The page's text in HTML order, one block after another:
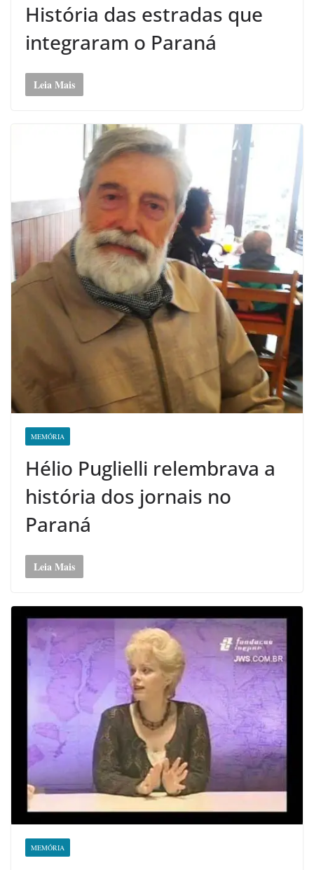
História das estradas que
integraram o Paraná
Leia Mais
MEMÓRIA
Hélio Puglielli relembrava a
história dos jornais no
Paraná
Leia Mais
MEMÓRIA